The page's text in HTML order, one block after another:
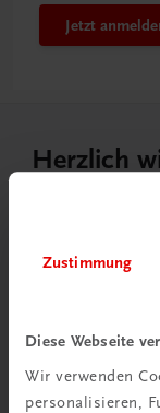
Zustimmung
Diese Webseite
Wir verwenden
personalisieren,
Jetzt
Herzlich
Wir sind ein